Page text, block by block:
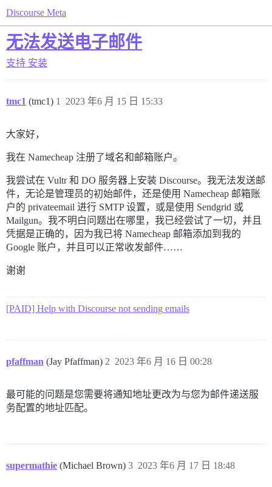
Discourse Meta
无法发送电子邮件
支持 安装
tmc1 (tmc1) 2023 年6 月 15 日 15:33
1
大家好，
我在 Namecheap 注册了域名和邮箱账户。
我尝试在 Vultr 和 DO 服务器上安装 Discourse。我无法发送邮
件，无论是管理员的初始邮件，还是使用 Namecheap 邮箱账
户的 privateemail 进行 SMTP 设置，或是使用 Sendgrid 或
Mailgun。我不明白问题出在哪里，我已经尝试了一切，并且
凭据是正确的，因为我已将 Namecheap 邮箱添加到我的
Google 账户，并且可以正常收发邮件……
谢谢
[PAID] Help with Discourse not sending emails
pfaffman (Jay Pfaffman) 2023 年6 月 16 日 00:28
2
最可能的问题是您需要将通知地址更改为与您为邮件递送服
务配置的地址匹配。
supermathie (Michael Brown) 2023 年6 月 17 日 18:48
3